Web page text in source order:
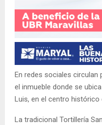
En redes sociales
el inmueble donde se
Luis, en el centro
La tradicional Tortillería